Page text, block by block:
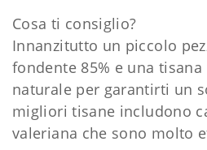
Cosa ti consiglio?
Innanzitutto un piccolo
fondente 85% e una
naturale per garantirti un
migliori tisane includono
valeriana che sono molto